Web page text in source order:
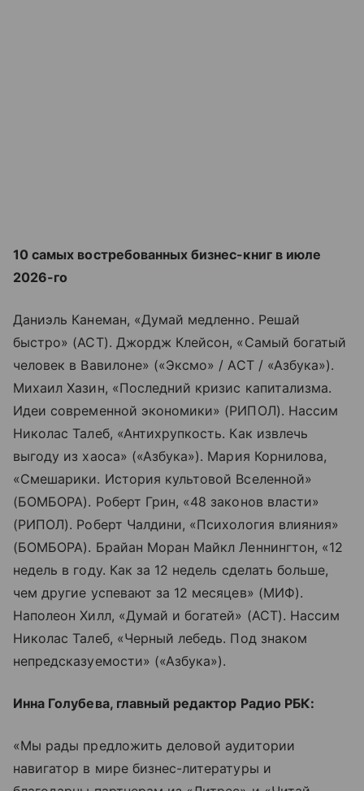
10 самых востребованных бизнес-книг в июле
2026-го
Даниэль Канеман, «Думай медленно. Решай
быстро» (АСТ). Джордж Клейсон, «Самый богатый
человек в Вавилоне» («Эксмо» / АСТ / «Азбука»).
Михаил Хазин, «Последний кризис капитализма.
Идеи современной экономики» (РИПОЛ). Нассим
Николас Талеб, «Антихрупкость. Как извлечь
выгоду из хаоса» («Азбука»). Мария Корнилова,
«Смешарики. История культовой Вселенной»
(БОМБОРА). Роберт Грин, «48 законов власти»
(РИПОЛ). Роберт Чалдини, «Психология влияния»
(БОМБОРА). Брайан Моран Майкл Леннингтон, «12
недель в году. Как за 12 недель сделать больше,
чем другие успевают за 12 месяцев» (МИФ).
Наполеон Хилл, «Думай и богатей» (АСТ). Нассим
Николас Талеб, «Черный лебедь. Под знаком
непредсказуемости» («Азбука»).
Инна Голубева, главный редактор Радио РБК:
«Мы рады предложить деловой аудитории
навигатор в мире бизнес-литературы и